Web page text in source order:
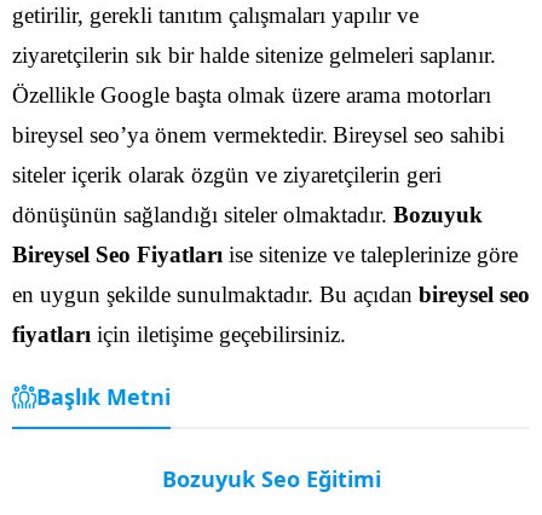
getirilir, gerekli tanıtım çalışmaları yapılır ve
ziyaretçilerin sık bir halde sitenize gelmeleri saplanır.
Özellikle Google başta olmak üzere arama motorları
bireysel seo’ya önem vermektedir. Bireysel seo sahibi
siteler içerik olarak özgün ve ziyaretçilerin geri
dönüşünün sağlandığı siteler olmaktadır. Bozuyuk
Bireysel Seo Fiyatları ise sitenize ve taleplerinize göre
en uygun şekilde sunulmaktadır. Bu açıdan bireysel seo
fiyatları için iletişime geçebilirsiniz.
Başlık Metni
Bozuyuk Seo Eğitimi